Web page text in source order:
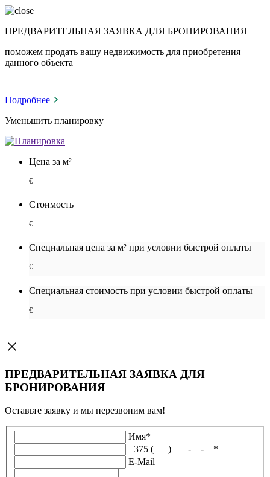
ПРЕДВАРИТЕЛЬНАЯ ЗАЯВКА ДЛЯ БРОНИРОВАНИЯ
поможем продать вашу недвижимость для приобретения
данного объекта
Подробнее
Уменьшить планировку
Цена за м²
€
Стоимость
€
Специальная цена за м² при условии быстрой оплаты
€
Специальная cтоимость при условии быстрой оплаты
€
ПРЕДВАРИТЕЛЬНАЯ ЗАЯВКА ДЛЯ
БРОНИРОВАНИЯ
Оставьте заявку и мы перезвоним вам!
Имя*
+375 ( __ ) ___-__-__ *
E-Mail